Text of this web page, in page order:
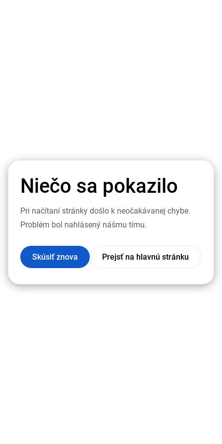
Niečo sa pokazilo
Pri načítaní stránky došlo k neočakávanej chybe.
Problém bol nahlásený nášmu tímu.
Skúsiť znova Prejsť na hlavnú stránku